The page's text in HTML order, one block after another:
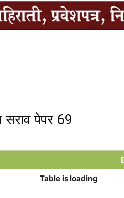
पेपर 69
Table is loading